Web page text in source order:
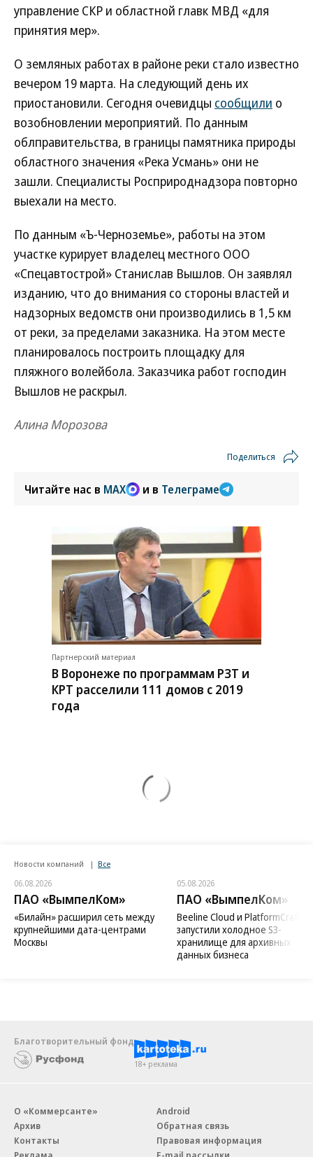
управление СКР и областной главк МВД «для
принятия мер».
О земляных работах в районе реки стало известно
вечером 19 марта. На следующий день их
приостановили. Сегодня очевидцы сообщили о
возобновлении мероприятий. По данным
облправительства, в границы памятника природы
областного значения «Река Усмань» они не
зашли. Специалисты Росприроднадзора повторно
выехали на место.
По данным «Ъ-Черноземье», работы на этом
участке курирует владелец местного ООО
«Спецавтострой» Станислав Вышлов. Он заявлял
изданию, что до внимания со стороны властей и
надзорных ведомств они производились в 1,5 км
от реки, за пределами заказника. На этом месте
планировалось построить площадку для
пляжного волейбола. Заказчика работ господин
Вышлов не раскрыл.
Алина Морозова
Поделиться
Читайте нас в MAX и в Телеграме
Партнерский материал
В Воронеже по программам РЗТ и
КРТ расселили 111 домов с 2019
года
Новости компаний Все
06.08.2026
ПАО «ВымпелКом»
«Билайн» расширил сеть между
крупнейшими дата-центрами
Москвы
05.08.2026
ПАО «ВымпелКом»
Beeline Cloud и PlatformCraft
запустили холодное S3-
хранилище для архивных
данных бизнеса
Благотворительный фонд
18+ реклама
О «Коммерсанте»
Архив
Контакты
Android
Обратная связь
Правовая информация